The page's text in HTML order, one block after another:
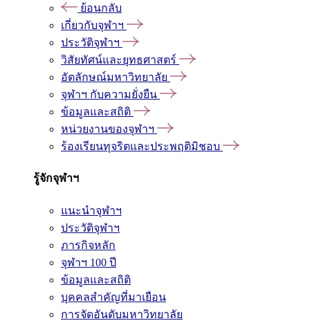
ย้อนกลับ
เกี่ยวกับจุฬาฯ
ประวัติจุฬาฯ
วิสัยทัศน์และยุทธศาสตร์
อัตลักษณ์มหาวิทยาลัย
จุฬาฯ กับความยั่งยืน
ข้อมูลและสถิติ
หน่วยงานของจุฬาฯ
ร้องเรียนทุจริตและประพฤติมิชอบ
รู้จักจุฬาฯ
แนะนำจุฬาฯ
ประวัติจุฬาฯ
ภารกิจหลัก
จุฬาฯ 100 ปี
ข้อมูลและสถิติ
บุคคลสำคัญที่มาเยือน
การจัดอันดับมหาวิทยาลัย